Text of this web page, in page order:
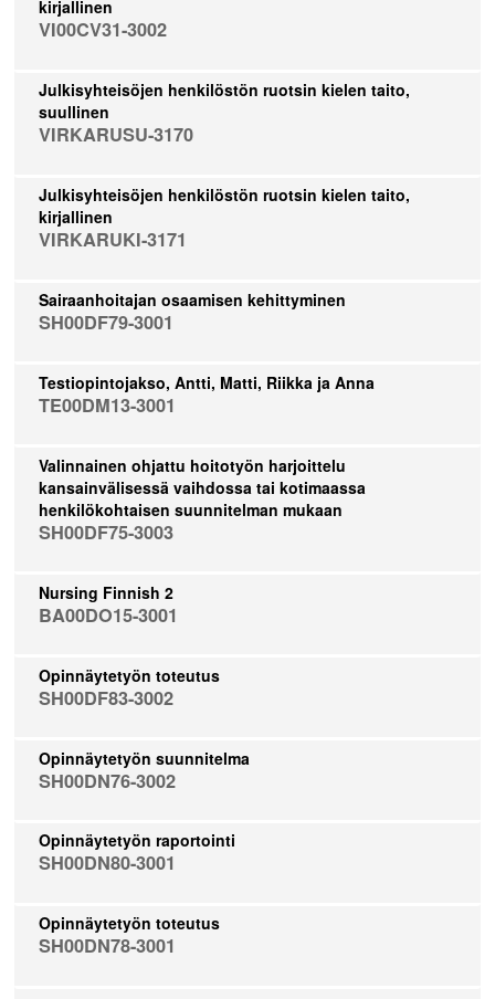
kirjallinen
VI00CV31-3002
Julkisyhteisöjen henkilöstön ruotsin kielen taito,
suullinen
VIRKARUSU-3170
Julkisyhteisöjen henkilöstön ruotsin kielen taito,
kirjallinen
VIRKARUKI-3171
Sairaanhoitajan osaamisen kehittyminen
SH00DF79-3001
Testiopintojakso, Antti, Matti, Riikka ja Anna
TE00DM13-3001
Valinnainen ohjattu hoitotyön harjoittelu
kansainvälisessä vaihdossa tai kotimaassa
henkilökohtaisen suunnitelman mukaan
SH00DF75-3003
Nursing Finnish 2
BA00DO15-3001
Opinnäytetyön toteutus
SH00DF83-3002
Opinnäytetyön suunnitelma
SH00DN76-3002
Opinnäytetyön raportointi
SH00DN80-3001
Opinnäytetyön toteutus
SH00DN78-3001